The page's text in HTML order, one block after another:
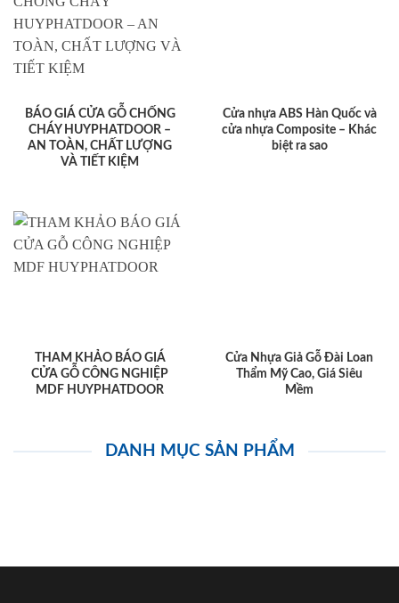
BÁO GIÁ CỬA GỖ CHỐNG
CHÁY HUYPHATDOOR –
AN TOÀN, CHẤT LƯỢNG
VÀ TIẾT KIỆM
Cửa nhựa ABS Hàn Quốc và
cửa nhựa Composite – Khác
biệt ra sao
THAM KHẢO BÁO GIÁ
CỬA GỖ CÔNG NGHIỆP
MDF HUYPHATDOOR
Cửa Nhựa Giả Gỗ Đài Loan
Thẩm Mỹ Cao, Giá Siêu
Mềm
DANH MỤC SẢN PHẨM